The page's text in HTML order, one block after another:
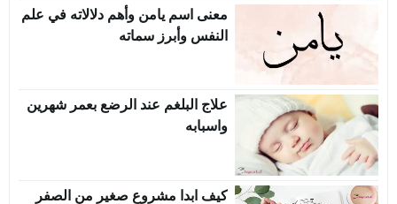
معنى اسم يامن وأهم دلالاته في علم
النفس وأبرز سماته
علاج البلغم عند الرضع بعمر شهرين
واسبابه
كيف ابدا مشروع صغير من الصفر